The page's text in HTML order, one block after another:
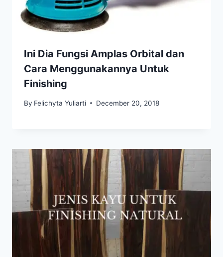
Ini Dia Fungsi Amplas Orbital dan
Cara Menggunakannya Untuk
Finishing
By Felichyta Yuliarti December 20, 2018